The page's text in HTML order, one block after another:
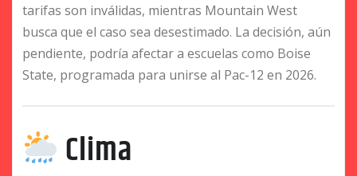
tarifas son inválidas, mientras Mountain West
busca que el caso sea desestimado. La decisión, aún
pendiente, podría afectar a escuelas como Boise
State, programada para unirse al Pac-12 en 2026.
Clima